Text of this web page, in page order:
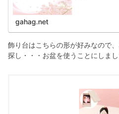
gahag.net
飾り台はこちらの形が好みなので
探し・・・お盆を使うことにしまし